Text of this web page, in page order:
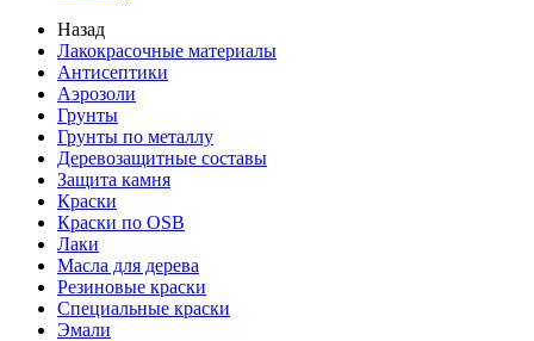
Назад
Лакокрасочные материалы
Антисептики
Аэрозоли
Грунты
Грунты по металлу
Деревозащитные составы
Защита камня
Краски
Краски по OSB
Лаки
Масла для дерева
Резиновые краски
Специальные краски
Эмали